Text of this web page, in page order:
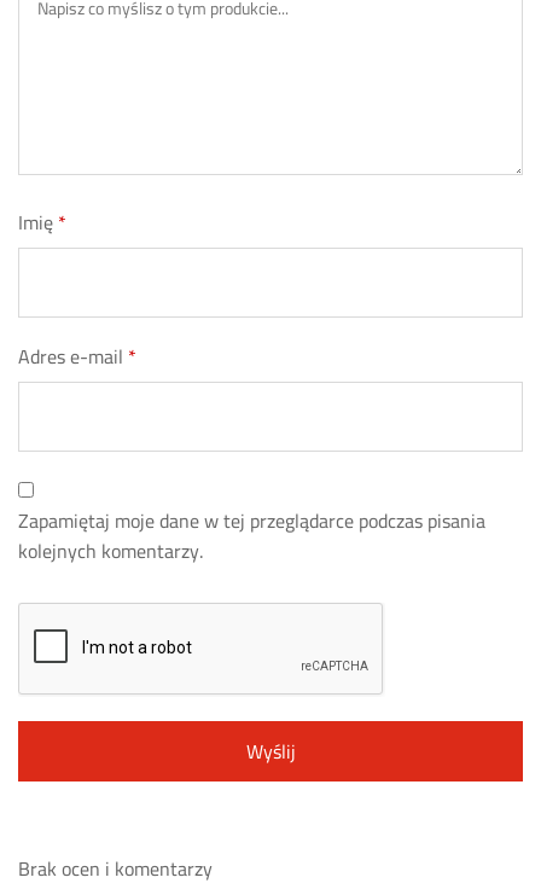
Imię*
Adres e-mail *
Zapamiętaj moje dane w tej przeglądarce podczas pisania
kolejnych komentarzy.
Brak ocen i komentarzy